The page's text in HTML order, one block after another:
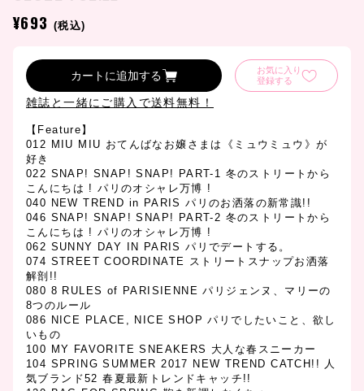
¥693 (税込)
カートに追加する
お気に入り
登録する
雑誌と一緒にご購入で送料無料！
【Feature】
012 MIU MIU おてんばなお嬢さまは《ミュウミュウ》が
好き
022 SNAP! SNAP! SNAP! PART-1 冬のストリートから
こんにちは ! パリのオシャレ万博 !
040 NEW TREND in PARIS パリのお洒落の新常識!!
046 SNAP! SNAP! SNAP! PART-2 冬のストリートから
こんにちは ! パリのオシャレ万博 !
062 SUNNY DAY IN PARIS パリでデートする。
074 STREET COORDINATE ストリートスナップお洒落
解剖!!
080 8 RULES of PARISIENNE パリジェンヌ、マリーの
8つのルール
086 NICE PLACE, NICE SHOP パリでしたいこと、欲し
いもの
100 MY FAVORITE SNEAKERS 大人な春スニーカー
104 SPRING SUMMER 2017 NEW TREND CATCH!! 人
気ブランド52 春夏最新トレンドキャッチ!!